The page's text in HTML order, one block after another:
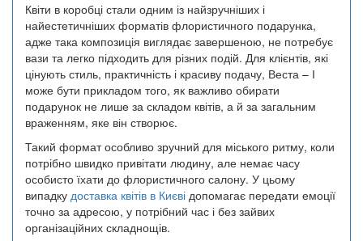
Квіти в коробці стали одним із найзручніших і
найестетичніших форматів флористичного подарунка,
адже така композиція виглядає завершеною, не потребує
вази та легко підходить для різних подій. Для клієнтів, які
цінують стиль, практичність і красиву подачу, Веста – І
може бути прикладом того, як важливо обирати
подарунок не лише за складом квітів, а й за загальним
враженням, яке він створює.
Такий формат особливо зручний для міського ритму, коли
потрібно швидко привітати людину, але немає часу
особисто їхати до флористичного салону. У цьому
випадку доставка квітів в Києві допомагає передати емоції
точно за адресою, у потрібний час і без зайвих
організаційних складнощів.